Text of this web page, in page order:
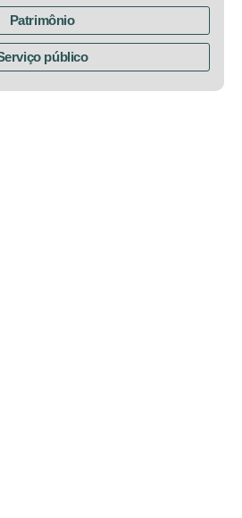
Patrimônio
público